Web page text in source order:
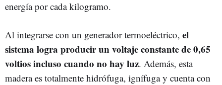
energía por cada kilogramo.
Al integrarse con un generador termoeléctrico, el
sistema logra producir un voltaje constante de 0,65
voltios incluso cuando no hay luz. Además, esta
madera es totalmente hidrófuga, ignífuga y cuenta con